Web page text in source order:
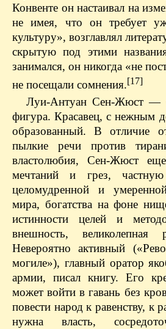
Конвенте он настаивал на
не имея, что он требует
культуру», возглавлял
скрытую под этими
занимался, он никогда «не
не посещали сомнения.[17]
Луи-Антуан Сен-Жюст —
фигура. Красавец, с нежным
образованный. В отличие
пылкие речи против
властолюбия, Сен-Жюст
мечтаний и грез, частную
целомудренной и
мира, богатства на фоне
истинности целей и
внешность, великолепная
Невероятно активный
могиле»), главный оратор
армии, писал книгу. Его
может войти в гавань без
повести народ к равенству, к
нужна власть,